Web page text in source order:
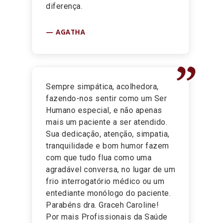
diferença.
AGATHA
”
Sempre simpática, acolhedora,
fazendo-nos sentir como um Ser
Humano especial, e não apenas
mais um paciente a ser atendido.
Sua dedicação, atenção, simpatia,
tranquilidade e bom humor fazem
com que tudo flua como uma
agradável conversa, no lugar de um
frio interrogatório médico ou um
entediante monólogo do paciente.
Parabéns dra. Graceh Caroline!
Por mais Profissionais da Saúde